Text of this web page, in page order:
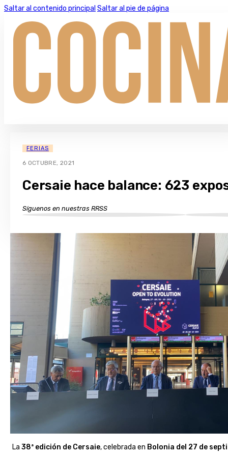
Saltar al contenido principal Saltar al pie de página
FERIAS
6 OCTUBRE, 2021
Cersaie hace balance: 623
Síguenos en nuestras RRSS
La 38ª edición de Cersaie, celebrada en Bolonia del 27 de